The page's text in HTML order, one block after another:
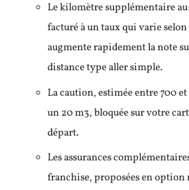
Le kilomètre supplémentaire
facturé à un taux qui varie selon
augmente rapidement la note
distance type aller simple.
La caution, estimée entre 700
un 20 m3, bloquée sur votre
départ.
Les assurances
franchise, proposées en option